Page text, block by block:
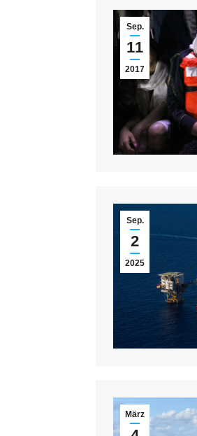
Sep.
11
2017
Sep.
2
2025
März